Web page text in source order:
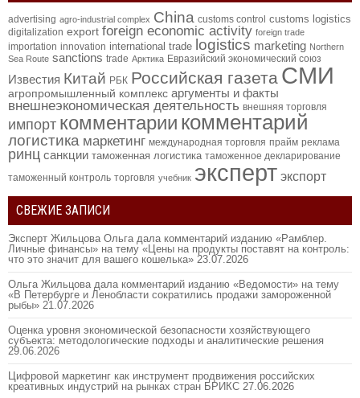
advertising agro-industrial complex China customs control customs logistics
digitalization export foreign economic activity foreign trade
importation innovation international trade logistics marketing Northern
Sea Route sanctions trade Арктика Евразийский экономический союз
Известия Китай РБК Российская газета СМИ
агропромышленный комплекс аргументы и факты
внешнеэкономическая деятельность внешняя торговля
импорт комментарии комментарий
логистика маркетинг международная торговля прайм реклама
ринц санкции таможенная логистика таможенное декларирование
таможенный контроль торговля учебник эксперт экспорт
СВЕЖИЕ ЗАПИСИ
Эксперт Жильцова Ольга дала комментарий изданию «Рамблер.
Личные финансы» на тему «Цены на продукты поставят на контроль:
что это значит для вашего кошелька» 23.07.2026
Ольга Жильцова дала комментарий изданию «Ведомости» на тему
«В Петербурге и Ленобласти сократились продажи замороженной
рыбы» 21.07.2026
Оценка уровня экономической безопасности хозяйствующего
субъекта: методологические подходы и аналитические решения
29.06.2026
Цифровой маркетинг как инструмент продвижения российских
креативных индустрий на рынках стран БРИКС 27.06.2026